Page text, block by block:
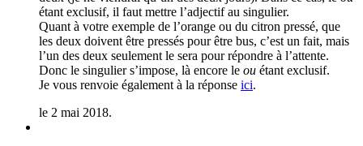
étant exclusif, il faut mettre l’adjectif au singulier.
Quant à votre exemple de l’orange ou du citron pressé, que
les deux doivent être pressés pour être bus, c’est un fait, mais
l’un des deux seulement le sera pour répondre à l’attente.
Donc le singulier s’impose, là encore le ou étant exclusif.
Je vous renvoie également à la réponse ici.
le 2 mai 2018.